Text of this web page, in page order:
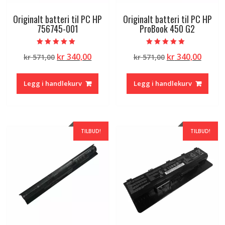
Originalt batteri til PC HP
756745-001
5.00
av 5
kr571,00 Opprinnelig
var:
kr 571,00.
kr340,00Nåværende
kr 340,00.
Legg i handlekurv
Originalt batteri til PC HP
ProBook 450 G2
5.00
av 5
kr571,00 Opprinnelig
var:
kr 571,00.
kr340,00
kr
Legg i handlekurv
TILBUD! TILBUD!